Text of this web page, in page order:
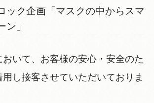
ック企画「マスクの中からスマ
ン」
いて、お客様の安心・安全のた
し接客させていただいておりま